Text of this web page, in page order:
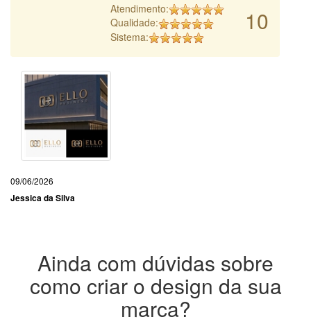
10
Atendimento:
Qualidade:
Sistema:
09/06/2026
Jessica da Silva
Ainda com dúvidas sobre
como criar o design da sua
marca?